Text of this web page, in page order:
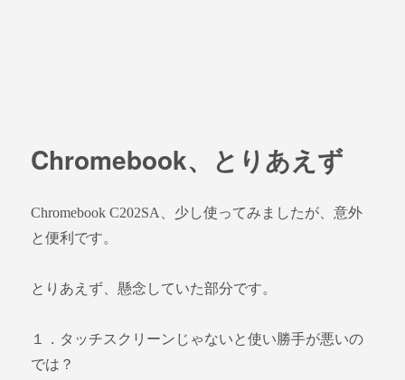
Chromebook、とりあえず
Chromebook C202SA、少し使ってみましたが、意外
と便利です。
とりあえず、懸念していた部分です。
１．タッチスクリーンじゃないと使い勝手が悪いの
では？